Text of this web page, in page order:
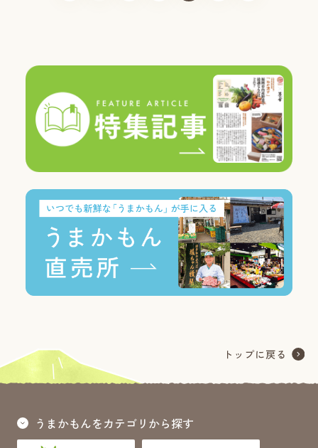
うまかもんをカテゴリから探す